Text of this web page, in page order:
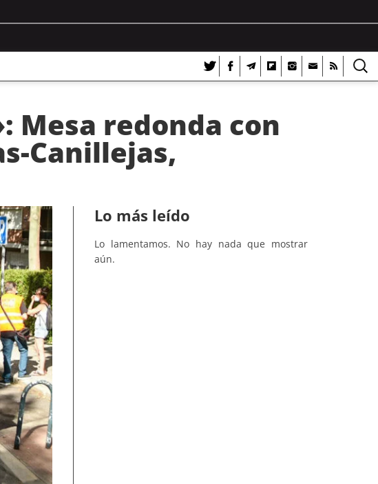
Mesa redonda con
Canillejas,
Lo más leído
Lo lamentamos. No hay nada que mostrar
aún.